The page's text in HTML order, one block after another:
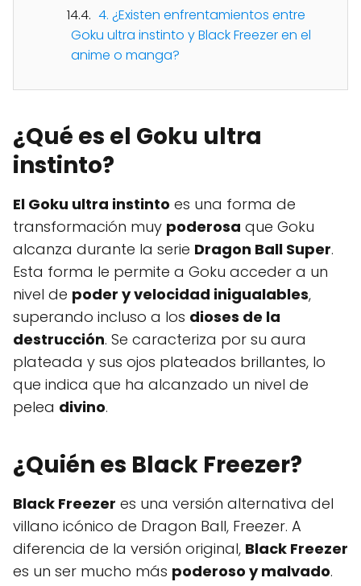
4. ¿Existen enfrentamientos entre
Goku ultra instinto y Black Freezer en el
anime o manga?
¿Qué es el Goku ultra
instinto?
El Goku ultra instinto es una forma de
transformación muy poderosa que Goku
alcanza durante la serie Dragon Ball Super.
Esta forma le permite a Goku acceder a un
nivel de poder y velocidad inigualables,
superando incluso a los dioses de la
destrucción. Se caracteriza por su aura
plateada y sus ojos plateados brillantes, lo
que indica que ha alcanzado un nivel de
pelea divino.
¿Quién es Black Freezer?
Black Freezer es una versión alternativa del
villano icónico de Dragon Ball, Freezer. A
diferencia de la versión original, Black Freezer
es un ser mucho más poderoso y malvado.